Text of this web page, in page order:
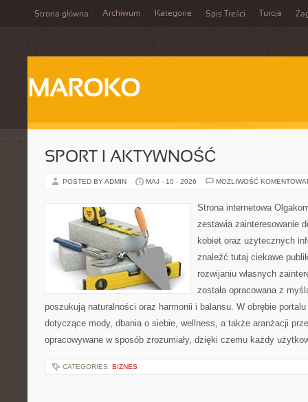
Strona główna Archiwum Kategorie Spis Treści Turcja
MAROKO
SPORT I AKTYWNOŚĆ
POSTED BY ADMIN MAJ - 10 - 2026 MOŻLIWOŚĆ
Strona internetowa
zestawia zainteresowanie
kobiet oraz użytecznych
znaleźć tutaj ciekawe
rozwijaniu własnych
została opracowana z
poszukują naturalności oraz harmonii i balansu. W obrębie
dotyczące mody, dbania o siebie, wellness, a także aranżacji
opracowywane w sposób zrozumiały, dzięki czemu każdy
CATEGORIES: BIZNES